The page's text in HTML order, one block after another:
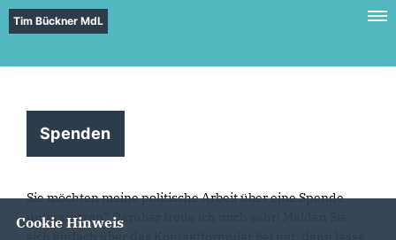
Tim Bückner MdL
Spenden
Sie möchten meine politische Arbeit über eine Spende
unterstützen? Darüber freue ich mich sehr! Melden Sie
Cookie Hinweis